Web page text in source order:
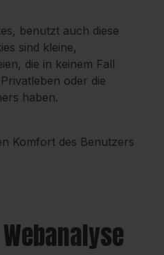
benutzt auch diese
sind kleine,
die in keinem Fall
oder die
haben.
Komfort des Benutzers